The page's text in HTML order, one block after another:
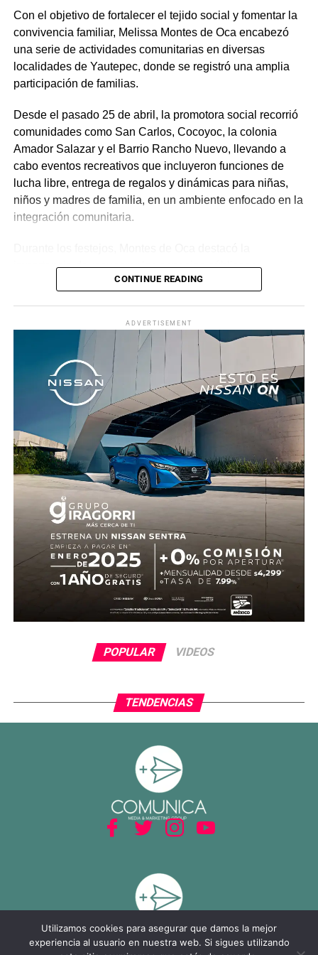
Con el objetivo de fortalecer el tejido social y fomentar la
convivencia familiar, Melissa Montes de Oca encabezó
una serie de actividades comunitarias en diversas
localidades de Yautepec, donde se registró una amplia
participación de familias.
Desde el pasado 25 de abril, la promotora social recorrió
comunidades como San Carlos, Cocoyoc, la colonia
Amador Salazar y el Barrio Rancho Nuevo, llevando a
cabo eventos recreativos que incluyeron funciones de
lucha libre, entrega de regalos y dinámicas para niñas,
niños y madres de familia, en un ambiente enfocado en la
integración comunitaria.
importancia de recuperar los espacios públicos y
mantener cercanía con la ciudadanía, al señalar que
familias y reiteró su compromiso de continuar recorriendo
las comunidades para promover actividades que
fortalezcan la convivencia social.
CONTINUE READING
ADVERTISEMENT
POPULAR VIDEOS
TENDENCIAS
Utilizamos cookies para asegurar que damos la mejor
experiencia al usuario en nuestra web. Si sigues utilizando